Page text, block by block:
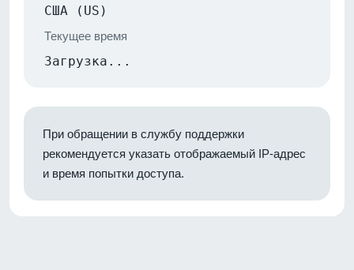
США (US)
Текущее время
Загрузка...
При обращении в службу поддержки
рекомендуется указать отображаемый IP-адрес
и время попытки доступа.